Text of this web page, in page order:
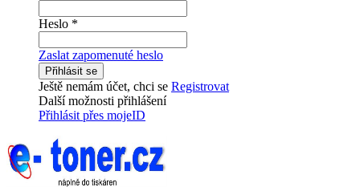
Heslo *
Zaslat zapomenuté heslo
Přihlásit se
Ještě nemám účet, chci se Registrovat
Další možnosti přihlášení
Přihlásit přes mojeID